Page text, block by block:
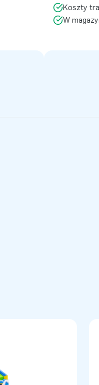
Koszty
W